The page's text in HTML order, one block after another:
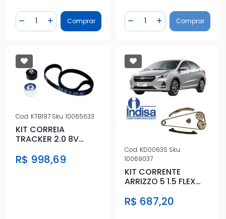
Diminuir Quantidade
Quantidade
Adicionar Quantidade
Comprar Diminuir Quantidade
Quantidade
AdicionarComprar
Cod. KTB197 Sku.10065633
KIT CORREIA
TRACKER 2.0 8V
R$ 998,69
Cod. KD0063S Sku.
10069037
KIT CORRENTE
ARRIZZO 5 1.5 FLEX
R$ 687,20